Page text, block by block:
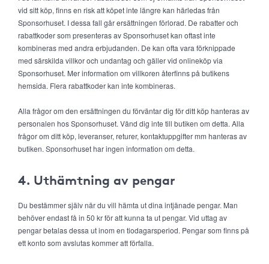
vid sitt köp, finns en risk att köpet inte längre kan härledas från
Sponsorhuset. I dessa fall går ersättningen förlorad. De rabatter och
rabattkoder som presenteras av Sponsorhuset kan oftast inte
kombineras med andra erbjudanden. De kan ofta vara förknippade
med särskilda villkor och undantag och gäller vid onlineköp via
Sponsorhuset. Mer information om villkoren återfinns på butikens
hemsida. Flera rabattkoder kan inte kombineras.
Alla frågor om den ersättningen du förväntar dig för ditt köp hanteras av
personalen hos Sponsorhuset. Vänd dig inte till butiken om detta. Alla
frågor om ditt köp, leveranser, returer, kontaktuppgifter mm hanteras av
butiken. Sponsorhuset har ingen information om detta.
4. Uthämtning av pengar
Du bestämmer själv när du vill hämta ut dina intjänade pengar. Man
behöver endast få in 50 kr för att kunna ta ut pengar. Vid uttag av
pengar betalas dessa ut inom en tiodagarsperiod. Pengar som finns på
ett konto som avslutas kommer att förfalla.